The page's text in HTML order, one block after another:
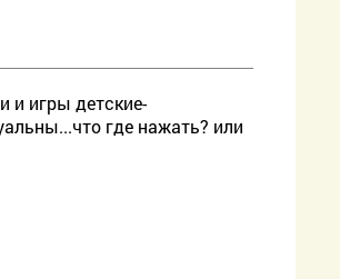
и игры детские-
где нажать? или